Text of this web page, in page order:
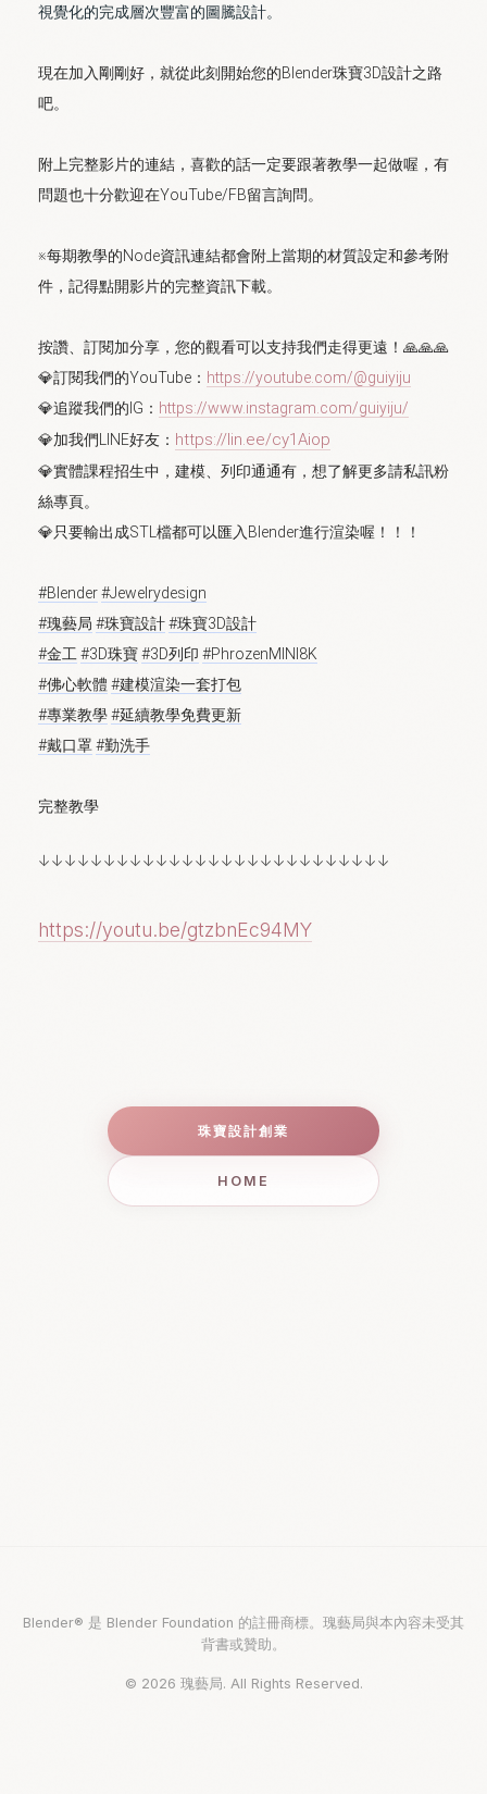
視覺化的完成層次豐富的圖騰設計。
現在加入剛剛好，就從此刻開始您的Blender珠寶3D設計之路
吧。
附上完整影片的連結，喜歡的話一定要跟著教學一起做喔，有
問題也十分歡迎在YouTube/FB留言詢問。
※每期教學的Node資訊連結都會附上當期的材質設定和參考附
件，記得點開影片的完整資訊下載。
按讚、訂閱加分享，您的觀看可以支持我們走得更遠！🙏🙏🙏
💎訂閱我們的YouTube： https://youtube.com/@guiyiju
💎追蹤我們的IG： https://www.instagram.com/guiyiju/
💎加我們LINE好友： https://lin.ee/cy1Aiop
💎實體課程招生中，建模、列印通通有，想了解更多請私訊粉
絲專頁。
💎只要輸出成STL檔都可以匯入Blender進行渲染喔！！！
#Blender#Jewelrydesign
#瑰藝局 #珠寶設計#珠寶3D設計
#金工 #3D珠寶#3D列印 #PhrozenMINI8K
#佛心軟體 #建模渲染一套打包
#專業教學#延續教學免費更新
#戴口罩 #勤洗手
完整教學
↓↓↓↓↓↓↓↓↓↓↓↓↓↓↓↓↓↓↓↓↓↓↓↓↓↓↓
https://youtu.be/gtzbnEc94MY
珠寶設計創業
HOME
Blender® 是 Blender Foundation 的註冊商標。瑰藝局與本內容未受其
背書或贊助。
© 2026 瑰藝局. All Rights Reserved.